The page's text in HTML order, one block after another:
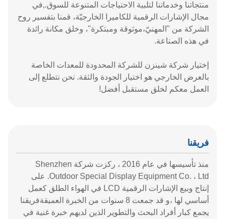
منتجاتنا وخدماتنا لتلبية الاحتياجات المتنوعة للسوق.,في
مجال الإشارات الرقمية للكاميرا الخارجيّة، قمنا بتفسير روح
الشركة من "المهنيّ،موثوقة ومبتكرة"، وخلق مكانة رائدة
في هذه الصناعة.
إختيار شركة شينزن للشركة المحدودة للمعدات الخاصة
بالعرض الخارجي هو اختيار الجودة والثقة. نحن نتطلع إلى
العمل معكم لخلق مستقبل أفضل!
فريقنا
منذ تأسيسها في عام 2016 ، ركزت شركة Shenzhen
Outdoor Special Display Equipment Co. ، Ltd. على
إنتاج وبيع الإشارات الرقمية LCD في الهواء الطلق كعمل
أساسي لها ،و قد جمعت 8 سنوات من الخبرة العميقةفريقنا
يجمع كبار أفراد البحث والتطوير الذين لديهم خبرة غنية في